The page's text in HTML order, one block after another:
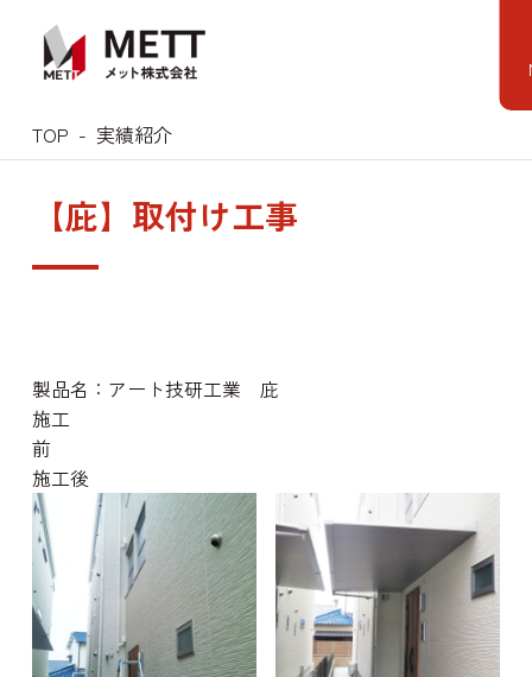
content
TOP 実績紹介
【庇】取付け工事
製品名：アート技研工業 庇
施工
施工後